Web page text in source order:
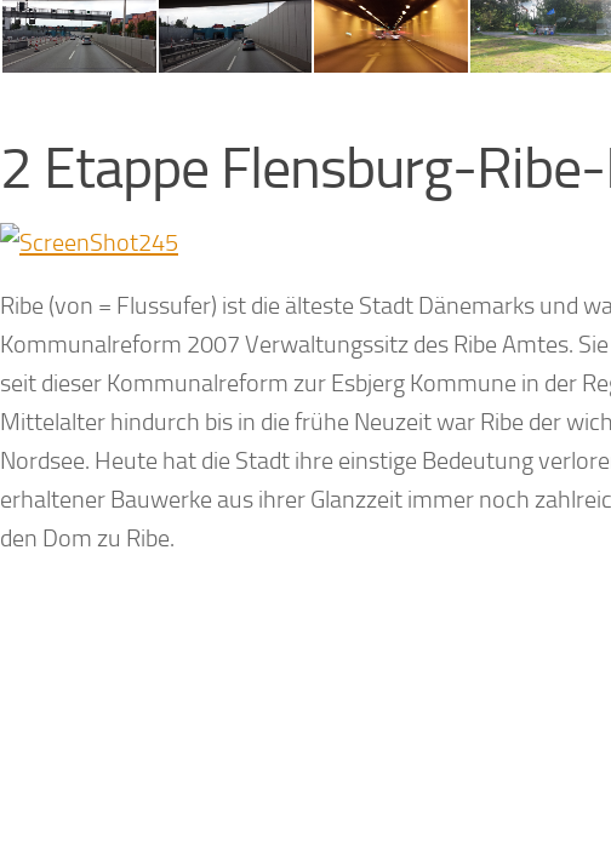
2 Etappe Flensburg-Ribe-
Ribe (von = Flussufer) ist die älteste Stadt Dänemarks und
Kommunalreform 2007 Verwaltungssitz des Ribe Amtes.
seit dieser Kommunalreform zur Esbjerg Kommune in der
Mittelalter hindurch bis in die frühe Neuzeit war Ribe der
Nordsee. Heute hat die Stadt ihre einstige Bedeutung
erhaltener Bauwerke aus ihrer Glanzzeit immer noch
den Dom zu Ribe.